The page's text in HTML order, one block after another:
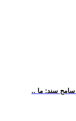
سامح سند: ما